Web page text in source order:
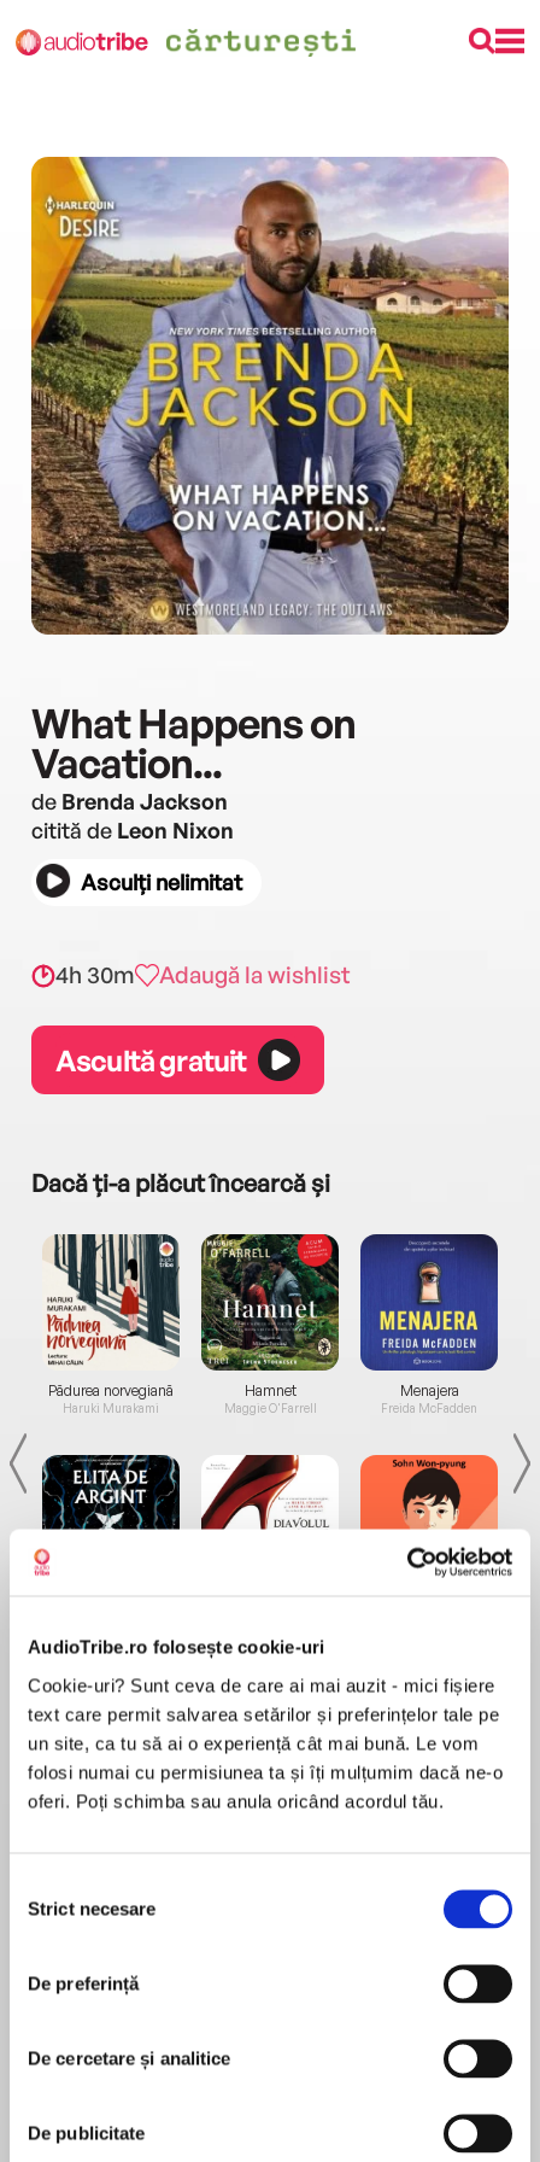
AudioTribe.ro folosește cookie-uri
Cookie-uri? Sunt ceva de care ai mai auzit - mici fișiere
text care permit salvarea setărilor și preferințelor tale pe
un site, ca tu să ai o experiență cât mai bună. Le vom
folosi numai cu permisiunea ta și îți mulțumim dacă ne-o
oferi. Poți schimba sau anula oricând acordul tău.
consimțământului
Strict necesare
De preferință
De cercetare și analitice
De publicitate
What Happens on
Vacation...
de Brenda Jackson
citită de Leon Nixon
Asculți nelimitat
4h 30m Adaugă la wishlist
Ascultă gratuit
Dacă ți-a plăcut încearcă și
Pădurea norvegiană
Haruki Murakami
Hamnet
Maggie O'Farrell
Menajera
Freida McFadden
Desprecarte
A Napa Valley vacation fling is just the thing…or
New York Times bestselling author Brenda
What happens in Napa Valley stays in Napa
Right?
For Alaskan senator Jessup Outlaw, a Napa
În acest moment nu există recenzii